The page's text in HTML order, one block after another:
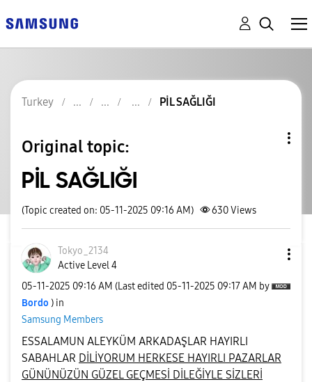
Turkey PİL SAĞLIĞI
Original topic:
PİL SAĞLIĞI
(Topic created on: 05-11-2025 09:16 AM) 630Views
Tokyo_2134
Active Level 4
‎05-11-2025 09:16 AM (Last edited ‎05-11-2025 09:17 AM by
Bordo ) in
Samsung Members
ESSALAMUN ALEYKÜM ARKADAŞLAR HAYIRLI
SABAHLAR DİLİYORUM HERKESE HAYIRLI PAZARLAR
GÜNÜNÜZÜN GÜZEL GEÇMESİ DİLEĞİYLE SİZLERİ